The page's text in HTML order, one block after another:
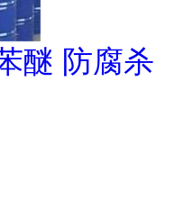
醚 防腐杀